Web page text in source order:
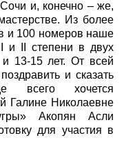
и, конечно – же,
Из более
и 100 номеров наше
и II степени в двух
и 13-15 лет. От всей
и сказать
всего хочется
Галине Николаевне
Акопян Асли
для участия в